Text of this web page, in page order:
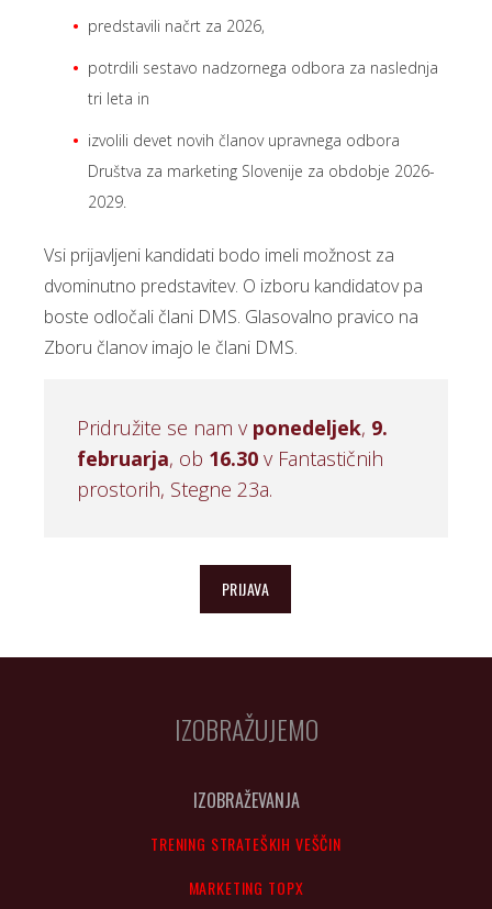
predstavili načrt za 2026,
potrdili sestavo nadzornega odbora za naslednja
tri leta in
izvolili devet novih članov upravnega odbora
Društva za marketing Slovenije za obdobje 2026-
2029.
Vsi prijavljeni kandidati bodo imeli možnost za
dvominutno predstavitev. O izboru kandidatov pa
boste odločali člani DMS. Glasovalno pravico na
Zboru članov imajo le člani DMS.
Pridružite se nam v ponedeljek, 9.
februarja, ob 16.30 v Fantastičnih
prostorih, Stegne 23a.
PRIJAVA
IZOBRAŽUJEMO
IZOBRAŽEVANJA
TRENING STRATEŠKIH VEŠČIN
MARKETING TOPX